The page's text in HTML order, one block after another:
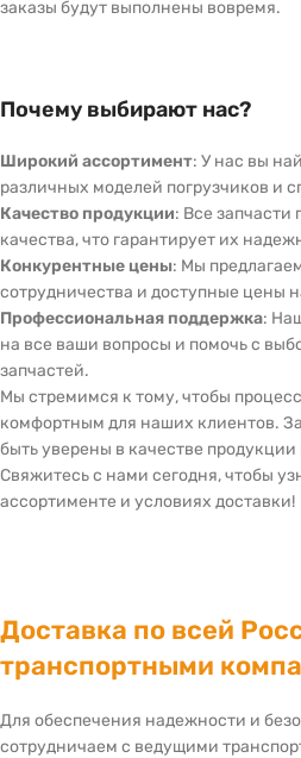
заказы будут выполнены вовремя.
Почему выбирают нас?
Широкий ассортимент: У нас вы
различных моделей погрузчиков и
Качество продукции: Все запчасти
качества, что гарантирует их
Конкурентные цены: Мы
сотрудничества и доступные цены
Профессиональная поддержка:
на все ваши вопросы и помочь с
запчастей.
Мы стремимся к тому, чтобы
комфортным для наших клиентов.
быть уверены в качестве
Свяжитесь с нами сегодня, чтобы
ассортименте и условиях доставки!
Доставка по всей
транспортными
Для обеспечения надежности и
сотрудничаем с ведущими